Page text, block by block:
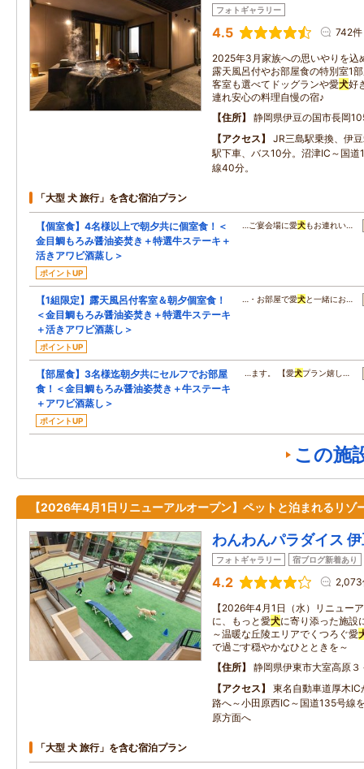
フォトギャラリー
4.5 742件
2025年3月家族への思いやりを込
露天風呂付やお部屋食の特別室1
客室も選べてドッグランや愛犬好
連れ安心の料理自慢の宿♪
住所
静岡県伊豆の国市長岡
アクセス
JR三島駅乗換、伊
駅下車、バス10分。沼津IC～国道
線40分。
「大型 犬 旅行」を含む宿泊プラン
【個室食】4名様以上で朝夕共に個室食！＜
金目鯛もろみ醤油姿焚き＋特選牛ステーキ＋
活きアワビ酒蒸し＞
ポイントUP
…ご宴会場に愛犬もお連れい…
【1組限定】露天風呂付客室＆朝夕個室食！
＜金目鯛もろみ醤油姿焚き＋特選牛ステーキ
＋活きアワビ酒蒸し＞
ポイントUP
…・お部屋で愛犬と一緒にお…
【部屋食】3名様迄朝夕共にセルフでお部屋
食！＜金目鯛もろみ醤油姿焚き＋牛ステーキ
＋アワビ酒蒸し＞
ポイントUP
…ます。 【愛犬プラン嬉し…
この施
【2026年4月1日リニューアルオープン】ペットと泊まれるリゾ
わんわんパラダイス
フォトギャラリー 宿ブログ新着あり
4.2 2,073
【2026年4月1日（水）リニュー
に、もっと愛犬に寄り添った施設
～温暖な丘陵エリアでくつろぐ愛
で過ごす穏やかなひとときを～
住所
静岡県伊東市大室高原３
アクセス
東名自動車道厚木
路へ～小田原西IC～国道135号線
原方面へ
「大型 犬 旅行」を含む宿泊プラン